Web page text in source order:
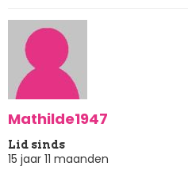
Mathilde1947
Lid sinds
15 jaar 11 maanden